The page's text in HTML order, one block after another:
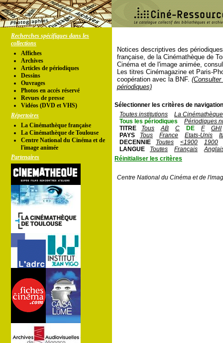
Recherches spécifiques dans les
collections
Affiches
Archives
Articles de périodiques
Dessins
Ouvrages
Photos en accés réservé
Revues de presse
Vidéos (DVD et VHS)
Répertoires
La Cinémathèque française
La Cinémathèque de Toulouse
Centre National du Cinéma et de
l'image animée
Partenaires
Notices descriptives des
française, de la Cinémathèque de
Cinéma et de l'image animée,
Les titres Cinémagazine et Paris-
coopération avec la BNF.
périodiques)
Sélectionner les critères de
Toutes institutions
La
Tous les périodiques
Périodiques
TITRE
Tous AB C DE F
GHI
PAYS
Tous France Etats-Unis
DECENNIE
Toutes <1900
1900
LANGUE
Toutes Français
Réinitialiser les critères
Centre National du Cinéma et de